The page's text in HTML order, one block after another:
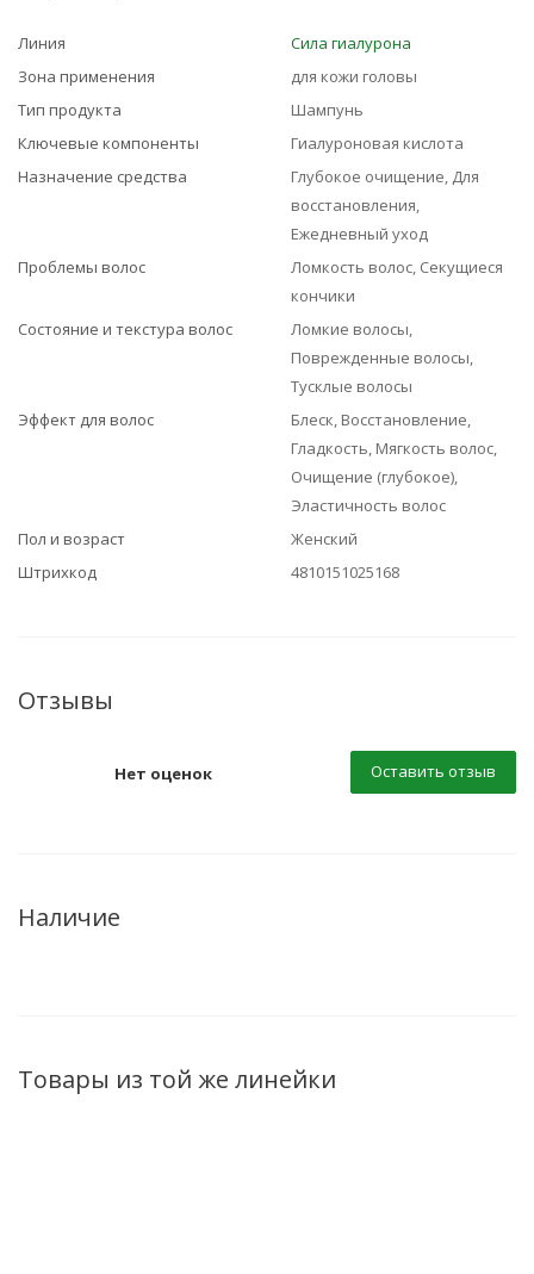
Линия
Сила гиалурона
Зона применения
для кожи головы
Тип продукта
Шампунь
Ключевые компоненты
Гиалуроновая кислота
Назначение средства
Глубокое очищение, Для
восстановления,
Ежедневный уход
Проблемы волос
Ломкость волос, Секущиеся
кончики
Состояние и текстура волос
Ломкие волосы,
Поврежденные волосы,
Тусклые волосы
Эффект для волос
Блеск, Восстановление,
Гладкость, Мягкость волос,
Очищение (глубокое),
Эластичность волос
Пол и возраст
Женский
Штрихкод
4810151025168
Отзывы
Нет оценок Оставить отзыв
Наличие
Товары из той же линейки